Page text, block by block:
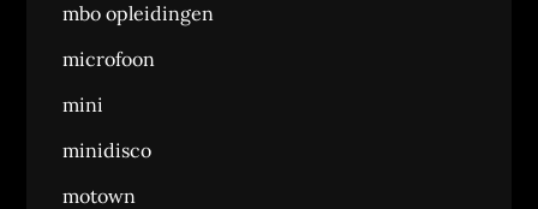
mbo opleidingen
microfoon
mini
minidisco
motown